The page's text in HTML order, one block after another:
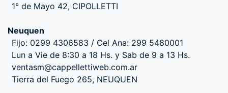
1° de Mayo 42, CIPOLLETTI
Neuquen
Fijo: 0299 4306583 / Cel Ana: 299 5480001
Lun a Vie de 8:30 a 18 Hs. y Sab de 9 a 13 Hs.
ventasm@cappellettiweb.com.ar
Tierra del Fuego 265, NEUQUEN